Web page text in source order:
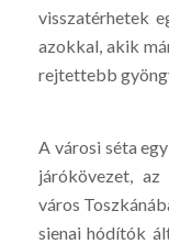
visszatérhetek
azokkal, akik
rejtettebb
A városi séta
járókövezet,
város
sienai hódítók